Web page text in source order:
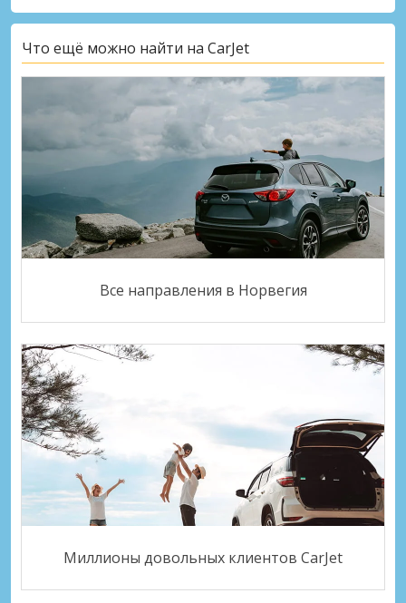
Что ещё можно найти на CarJet
Все направления в Норвегия
Миллионы довольных клиентов CarJet